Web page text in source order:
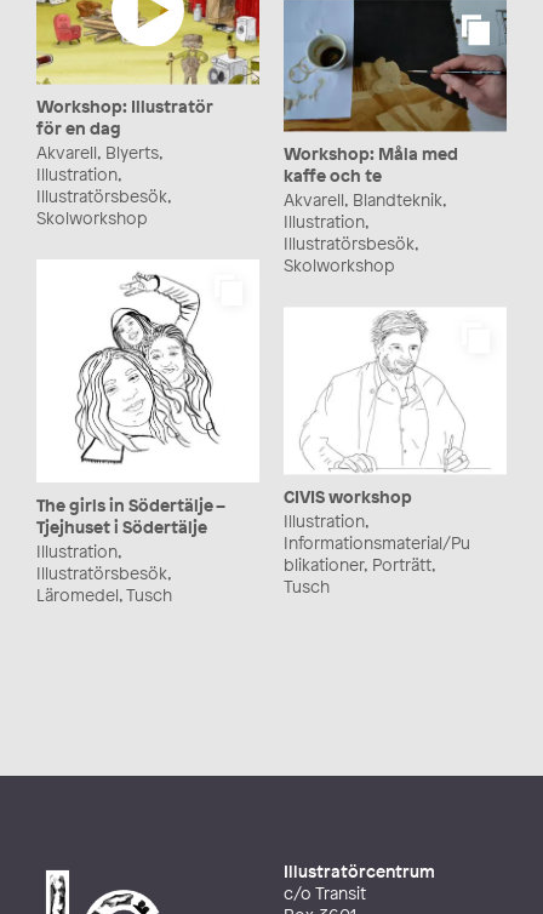
Workshop: Illustratör
för en dag
Akvarell, Blyerts,
Illustration,
Illustratörsbesök,
Skolworkshop
Workshop: Måla med
kaffe och te
Akvarell, Blandteknik,
Illustration,
Illustratörsbesök,
Skolworkshop
The girls in Södertälje –
Tjejhuset i Södertälje
Illustration,
Illustratörsbesök,
Läromedel, Tusch
CIVIS workshop
Illustration,
Informationsmaterial/Pu
blikationer, Porträtt,
Tusch
Illustratörcentrum
c/o Transit